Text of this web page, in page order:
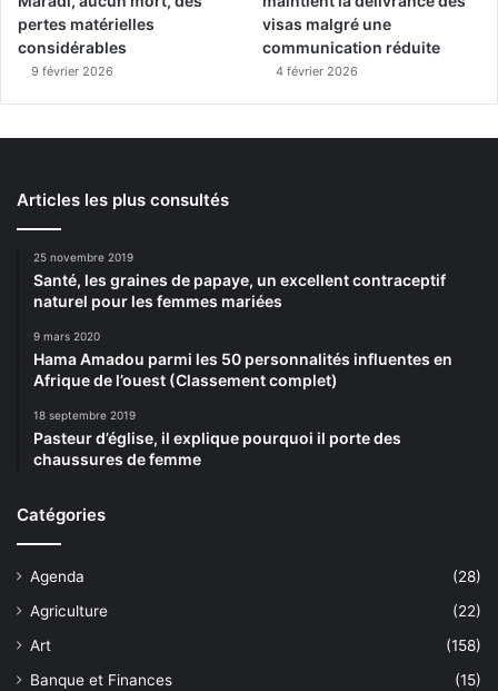
pertes matérielles
considérables
9 février 2026
visas malgré une
communication réduite
4 février 2026
Articles les plus consultés
25 novembre 2019
Santé, les graines de papaye, un excellent contraceptif
naturel pour les femmes mariées
9 mars 2020
Hama Amadou parmi les 50 personnalités influentes en
Afrique de l’ouest (Classement complet)
18 septembre 2019
Pasteur d’église, il explique pourquoi il porte des
chaussures de femme
Catégories
Agenda
(28)
Agriculture
(22)
Art
(158)
Banque et Finances
(15)